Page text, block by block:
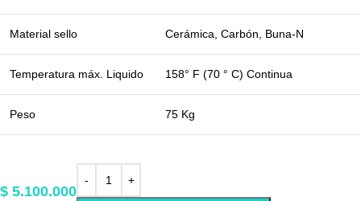
Material sello Cerámica, Carbón, Buna-N
Temperatura máx. Liquido 158° F (70 ° C) Continua
Peso 75 Kg
$ 5.100.000